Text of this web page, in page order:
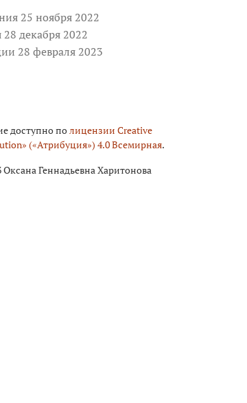
25 ноября 2022
декабря 2022
28 февраля 2023
доступно по лицензии Creative
(«Атрибуция») 4.0 Всемирная.
Оксана Геннадьевна Харитонова